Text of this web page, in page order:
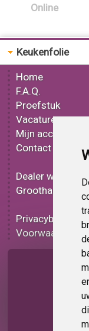
Online
Keukenfolie
Home
F.A.Q.
Proefstuk
Vacatures
Mijn account
Contact
Dealer worden
Groothandel
Privacybeleid
Voorwaarden